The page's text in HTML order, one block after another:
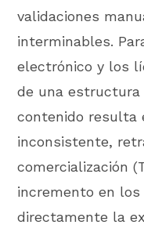
validaciones
interminables.
electrónico y los
de una estructura
contenido resulta
inconsistente,
comercialización
incremento en
directamente la